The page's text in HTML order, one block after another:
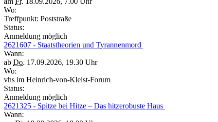
Wo:
Treffpunkt: Poststraße
Status:
Anmeldung möglich
2621607 - Staatstheorien und Tyrannenmord
Wann:
ab Do. 17.09.2026, 19.30 Uhr
Wo:
vhs im Heinrich-von-Kleist-Forum
Status:
Anmeldung möglich
2621325 - Spitze bei Hitze – Das hitzerobuste Haus
Wann: